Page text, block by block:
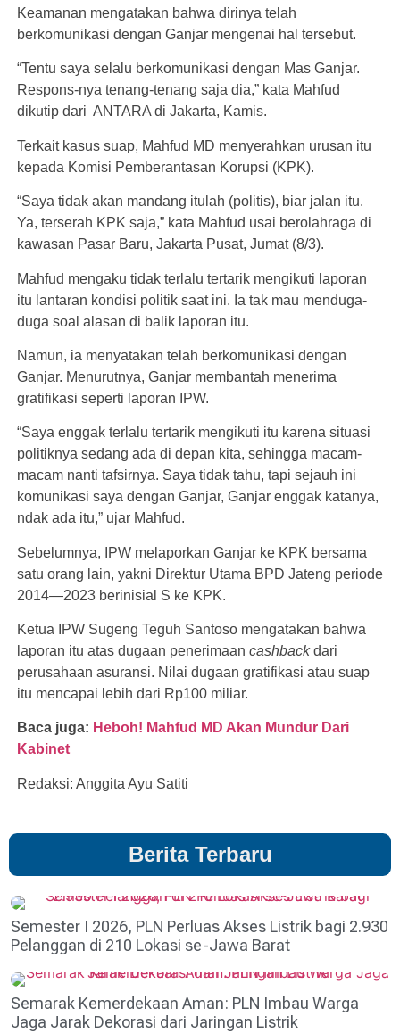
Keamanan mengatakan bahwa dirinya telah
berkomunikasi dengan Ganjar mengenai hal tersebut.
“Tentu saya selalu berkomunikasi dengan Mas Ganjar.
Respons-nya tenang-tenang saja dia,” kata Mahfud
dikutip dari ANTARA di Jakarta, Kamis.
Terkait kasus suap, Mahfud MD menyerahkan urusan itu
kepada Komisi Pemberantasan Korupsi (KPK).
“Saya tidak akan mandang itulah (politis), biar jalan itu.
Ya, terserah KPK saja,” kata Mahfud usai berolahraga di
kawasan Pasar Baru, Jakarta Pusat, Jumat (8/3).
Mahfud mengaku tidak terlalu tertarik mengikuti laporan
itu lantaran kondisi politik saat ini. Ia tak mau menduga-
duga soal alasan di balik laporan itu.
Namun, ia menyatakan telah berkomunikasi dengan
Ganjar. Menurutnya, Ganjar membantah menerima
gratifikasi seperti laporan IPW.
“Saya enggak terlalu tertarik mengikuti itu karena situasi
politiknya sedang ada di depan kita, sehingga macam-
macam nanti tafsirnya. Saya tidak tahu, tapi sejauh ini
komunikasi saya dengan Ganjar, Ganjar enggak katanya,
ndak ada itu,” ujar Mahfud.
Sebelumnya, IPW melaporkan Ganjar ke KPK bersama
satu orang lain, yakni Direktur Utama BPD Jateng periode
2014—2023 berinisial S ke KPK.
Ketua IPW Sugeng Teguh Santoso mengatakan bahwa
laporan itu atas dugaan penerimaan cashbackdari
perusahaan asuransi. Nilai dugaan gratifikasi atau suap
itu mencapai lebih dari Rp100 miliar.
Baca juga: Heboh! Mahfud MD Akan Mundur Dari
Kabinet
Redaksi: Anggita Ayu Satiti
Berita Terbaru
Semester I 2026, PLN Perluas Akses Listrik bagi 2.930
Pelanggan di 210 Lokasi se-Jawa Barat
Semarak Kemerdekaan Aman: PLN Imbau Warga
Jaga Jarak Dekorasi dari Jaringan Listrik